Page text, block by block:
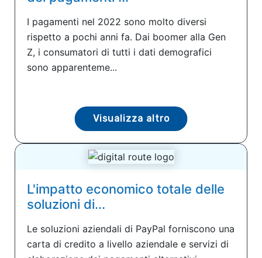
I pagamenti nel 2022 sono molto diversi
rispetto a pochi anni fa. Dai boomer alla Gen
Z, i consumatori di tutti i dati demografici
sono apparenteme...
Visualizza altro
L'impatto economico totale delle
soluzioni di...
Le soluzioni aziendali di PayPal forniscono una
carta di credito a livello aziendale e servizi di